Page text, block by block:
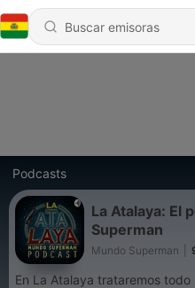
Podcasts
La Atalaya: El
Superman
Mundo Superman
En La Atalaya trataremos